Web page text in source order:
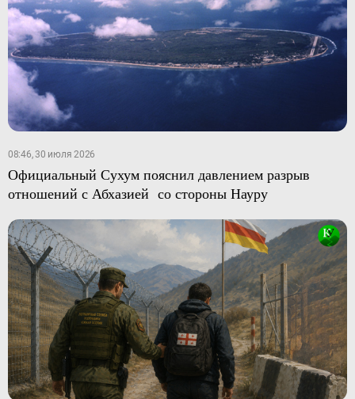
08:46, 30 июля 2026
Официальный Сухум пояснил давлением разрыв
отношений с Абхазией со стороны Науру